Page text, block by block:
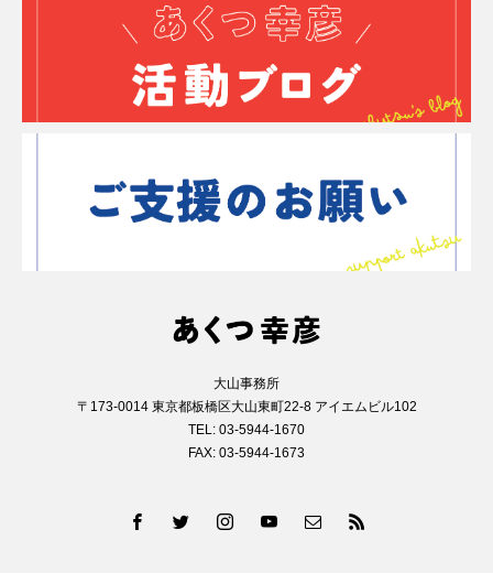
大山事務所
〒173-0014 東京都板橋区大山東町22-8 アイエムビル102
TEL: 03-5944-1670
FAX: 03-5944-1673